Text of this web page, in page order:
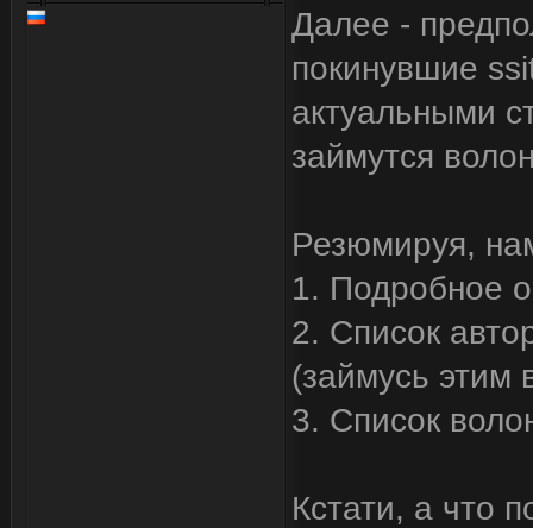
Далее -
покинувшие
актуальными
займутся
Резюмируя,
1. Подробное
2. Список
(займусь этим
3. Список
Кстати, а что